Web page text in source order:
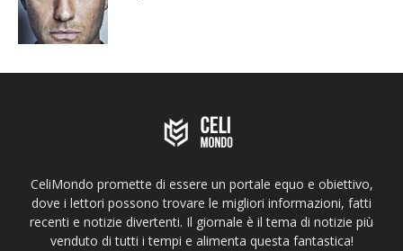
CeliMondo promette di essere un portale equo e obiettivo,
dove i lettori possono trovare le migliori informazioni, fatti
recenti e notizie divertenti. Il giornale è il tema di notizie più
venduto di tutti i tempi e alimenta questa fantastica!